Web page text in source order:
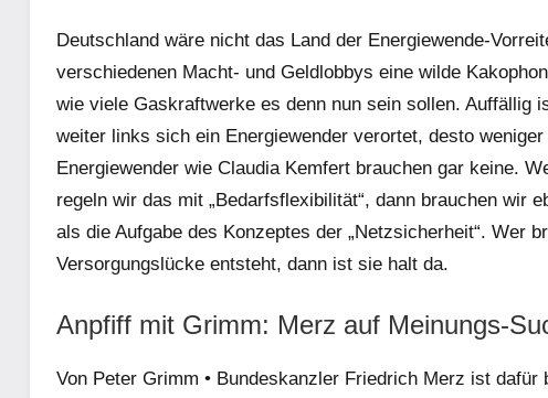
Deutschland wäre nicht das Land der Energiewende-
verschiedenen Macht- und Geldlobbys eine wilde
wie viele Gaskraftwerke es denn nun sein sollen. Auffällig
weiter links sich ein Energiewender verortet, desto
Energiewender wie Claudia Kemfert brauchen gar keine.
regeln wir das mit „Bedarfsflexibilität“, dann brauchen wir
als die Aufgabe des Konzeptes der „Netzsicherheit“. Wer
Versorgungslücke entsteht, dann ist sie halt da.
Anpfiff mit Grimm: Merz auf Meinungs-
Von Peter Grimm • Bundeskanzler Friedrich Merz ist